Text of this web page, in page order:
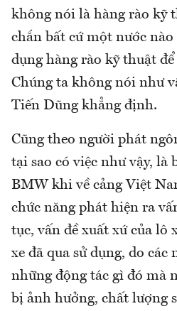
không nói là hàng rào kỹ
chắn bất cứ một nước nào
dụng hàng rào kỹ thuật để
Chúng ta không nói như
Tiến Dũng khẳng định.
Cũng theo người phát
tại sao có việc như vậy, là
BMW khi về cảng Việt
chức năng phát hiện ra
tục, vấn đề xuất xứ của lô
xe đã qua sử dụng, do
những động tác gì đó mà
bị ảnh hưởng, chất lượng